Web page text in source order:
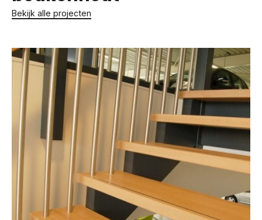
Bekijk alle projecten